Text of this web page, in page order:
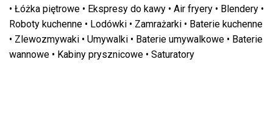
• Łóżka piętrowe • Ekspresy do kawy • Air fryery • Blendery •
Roboty kuchenne • Lodówki • Zamrażarki • Baterie kuchenne
• Zlewozmywaki • Umywalki • Baterie umywalkowe • Baterie
wannowe • Kabiny prysznicowe • Saturatory